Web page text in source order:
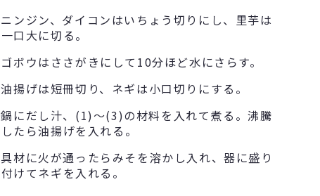
ニンジン、ダイコンはいちょう切りにし、里芋は
一口大に切る。
ゴボウはささがきにして10分ほど水にさらす。
油揚げは短冊切り、ネギは小口切りにする。
鍋にだし汁、(1)～(3)の材料を入れて煮る。沸騰
したら油揚げを入れる。
具材に火が通ったらみそを溶かし入れ、器に盛り
付けてネギを入れる。